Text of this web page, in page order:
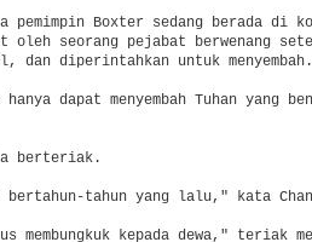
pemimpin Boxter sedang berada di
oleh seorang pejabat berwenang
dan diperintahkan untuk menyembah.
hanya dapat menyembah Tuhan yang
berteriak.
bertahun-tahun yang lalu," kata
membungkuk kepada dewa," teriak